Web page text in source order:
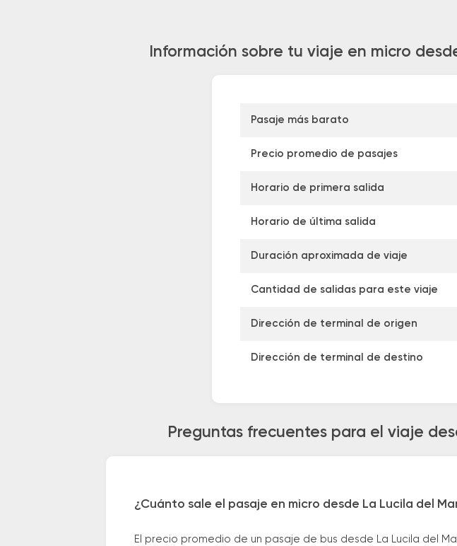
Información sobre tu viaje en micro
Pasaje más barato
Precio promedio de pasajes
Horario de primera salida
Horario de última salida
Duración aproximada de viaje
Cantidad de salidas para este viaje
Dirección de terminal de origen
Dirección de terminal de destino
Preguntas frecuentes para el viaje
¿Cuánto sale el pasaje en micro desde La Lucila del
El precio promedio de un pasaje de bus desde La Lucila del